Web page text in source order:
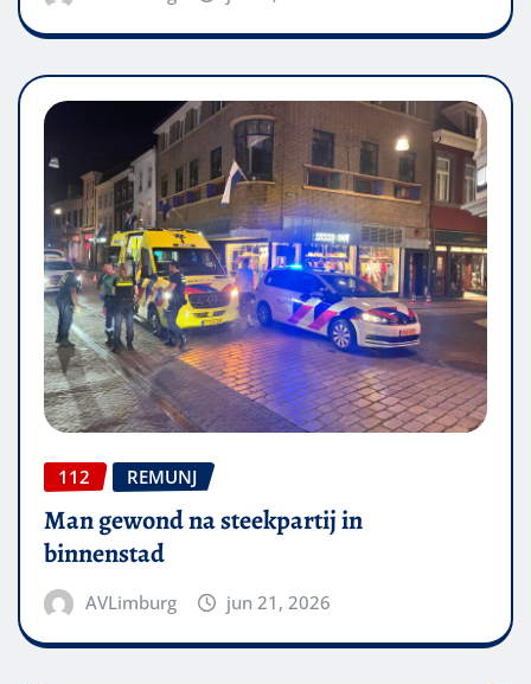
112 REMUNJ
Man gewond na steekpartij in
binnenstad
AVLimburg jun 21, 2026